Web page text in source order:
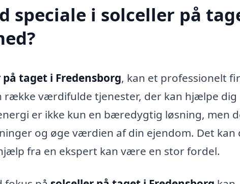
speciale i solceller på
på taget i Fredensborg, kan et professionelt
række værdifulde tjenester, der kan hjælpe dig
er ikke kun en bæredygtig løsning, men
og øge værdien af din ejendom. Det kan
fra en ekspert kan være en stor fordel.